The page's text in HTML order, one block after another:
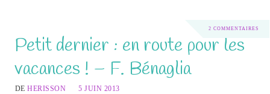
2 COMMENTAIRES
Petit dernier : en route pour les
vacances ! – F. Bénaglia
DEHERISSON
5 JUIN 2013